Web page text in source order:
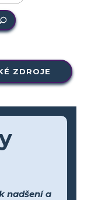
ZDROJE
nadšení a